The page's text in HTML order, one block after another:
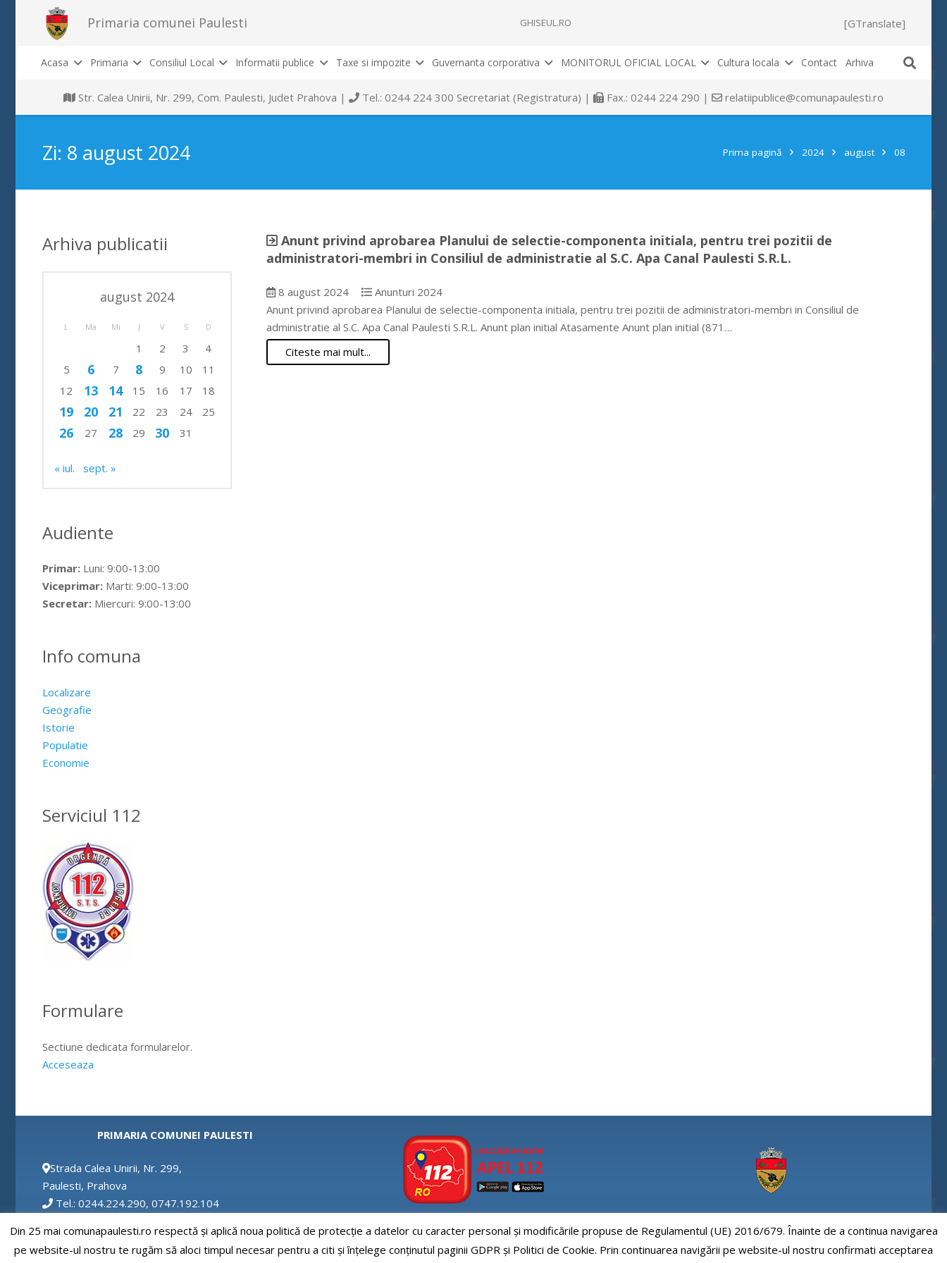
Primaria comunei Paulesti GHISEUL.RO [GTranslate]
Acasa Primaria Consiliul Local Informatii publice Taxe si impozite Guvernanta corporativa MONITORUL OFICIAL LOCAL Cultura locala Contact Arhiva
Str. Calea Unirii, Nr. 299, Com. Paulesti, Judet Prahova | Tel.: 0244 224 300 Secretariat (Registratura) | Fax.: 0244 224 290 | relatiipublice@comunapaulesti.ro
Zi: 8 august 2024 Prima pagină 2024 august 08
Anunt privind aprobarea Planului de selectie-componenta initiala, pentru trei pozitii de
administratori-membri in Consiliul de administratie al S.C. Apa Canal Paulesti S.R.L.
8 august 2024
Anunturi 2024
Anunt privind aprobarea Planului de selectie-componenta initiala, pentru trei pozitii de administratori-membri in Consiliul de
administratie al S.C. Apa Canal Paulesti S.R.L. Anunt plan initial Atasamente Anunt plan initial (871…
Citeste mai mult...
Arhiva publicatii
august 2024
L Ma Mi J V S D
1 2 3
4
5
6 7 8 9 10
11
12
13 14 15 16 17 18
19 20 21 22 23 24 25
26 27 28 29 30 31
« iul. sept. »
Audiente
Primar:Luni: 9:00-13:00
Viceprimar:Marti: 9:00-13:00
Secretar:Miercuri: 9:00-13:00
Info comuna
Localizare
Geografie
Istorie
Populatie
Economie
Serviciul 112
Formulare
Sectiune dedicata formularelor.
Acceseaza
PRIMARIA COMUNEI PAULESTI
Strada Calea Unirii, Nr. 299,
Paulesti, Prahova
Tel.: 0244.224.290, 0747.192.104
Email: secretar@comunapaulesti.ro
Aplicatia APEL112
Din 25 mai comunapaulesti.ro respectă și aplică noua politică de protecție a datelor cu caracter personal și modificările propuse de Regulamentul (UE) 2016/679. Înainte de a continua navigarea
pe website-ul nostru te rugăm să aloci timpul necesar pentru a citi și înțelege conținutul paginii GDPR și Politici de Cookie. Prin continuarea navigării pe website-ul nostru confirmati acceptarea